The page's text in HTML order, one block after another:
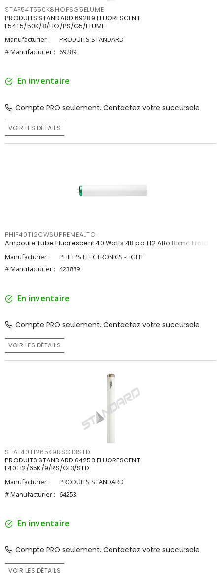
STAF54T550K8HOPSG5ELUME
PRODUITS STANDARD 69289 FLUORESCENT
F54T5/50K/8/HO/PS/G5/ELUME
Manufacturier :
PRODUITS STANDARD
# Manufacturier : 69289
En inventaire
Compte PRO seulement. Contactez votre succursale
VOIR LES DÉTAILS
PHIF40T12CWSUPREMEALTO
Ampoule Tube Fluorescent 40 Watts 48 po T12 Alto Blanc Froid
Manufacturier :
PHILIPS ELECTRONICS -LIGHT
# Manufacturier : 423889
En inventaire
Compte PRO seulement. Contactez votre succursale
VOIR LES DÉTAILS
STAF40T1265K9RSG13STD
PRODUITS STANDARD 64253 FLUORESCENT
F40T12/65K/9/RS/G13/STD
Manufacturier :
PRODUITS STANDARD
# Manufacturier : 64253
En inventaire
Compte PRO seulement. Contactez votre succursale
VOIR LES DÉTAILS